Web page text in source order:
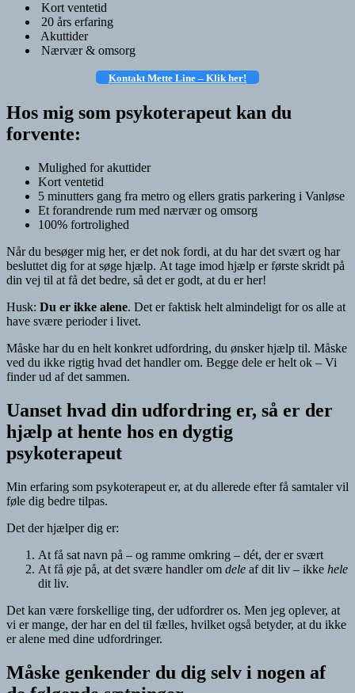
Kort ventetid
20 års erfaring
Akuttider
Nærvær & omsorg
Kontakt Mette Line – Klik her!
Hos mig som psykoterapeut kan du
forvente:
Mulighed for akuttider
Kort ventetid
5 minutters gang fra metro og ellers gratis parkering i Vanløse
Et forandrende rum med nærvær og omsorg
100% fortrolighed
Når du besøger mig her, er det nok fordi, at du har det svært og har
besluttet dig for at søge hjælp. At tage imod hjælp er første skridt på
din vej til at få det bedre, så det er godt, at du er her!
Husk: Du er ikke alene. Det er faktisk helt almindeligt for os alle at
have svære perioder i livet.
Måske har du en helt konkret udfordring, du ønsker hjælp til. Måske
ved du ikke rigtig hvad det handler om. Begge dele er helt ok – Vi
finder ud af det sammen.
Uanset hvad din udfordring er, så er der
hjælp at hente hos en dygtig
psykoterapeut
Min erfaring som psykoterapeut er, at du allerede efter få samtaler vil
føle dig bedre tilpas.
Det der hjælper dig er:
At få sat navn på – og ramme omkring – dét, der er svært
At få øje på, at det svære handler om dele af dit liv – ikke hele
dit liv.
Det kan være forskellige ting, der udfordrer os. Men jeg oplever, at
vi er mange, der har en del til fælles, hvilket også betyder, at du ikke
er alene med dine udfordringer.
Måske genkender du dig selv i nogen af